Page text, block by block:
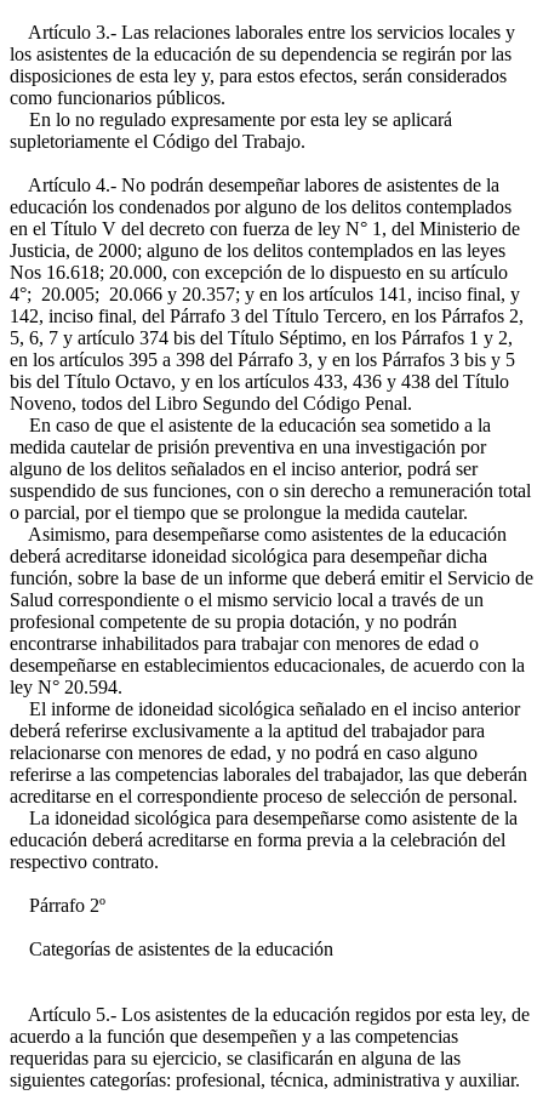
Artículo 3.- Las relaciones laborales entre los servicios locales y
los asistentes de la educación de su dependencia se regirán por las
disposiciones de esta ley y, para estos efectos, serán considerados
como funcionarios públicos.
En lo no regulado expresamente por esta ley se aplicará
supletoriamente el Código del Trabajo.
Artículo 4.- No podrán desempeñar labores de asistentes de la
educación los condenados por alguno de los delitos contemplados
en el Título V del decreto con fuerza de ley N° 1, del Ministerio de
Justicia, de 2000; alguno de los delitos contemplados en las leyes
Nos 16.618; 20.000, con excepción de lo dispuesto en su artículo
4°; 20.005; 20.066 y 20.357; y en los artículos 141, inciso final, y
142, inciso final, del Párrafo 3 del Título Tercero, en los Párrafos 2,
5, 6, 7 y artículo 374 bis del Título Séptimo, en los Párrafos 1 y 2,
en los artículos 395 a 398 del Párrafo 3, y en los Párrafos 3 bis y 5
bis del Título Octavo, y en los artículos 433, 436 y 438 del Título
Noveno, todos del Libro Segundo del Código Penal.
En caso de que el asistente de la educación sea sometido a la
medida cautelar de prisión preventiva en una investigación por
alguno de los delitos señalados en el inciso anterior, podrá ser
suspendido de sus funciones, con o sin derecho a remuneración total
o parcial, por el tiempo que se prolongue la medida cautelar.
Asimismo, para desempeñarse como asistentes de la educación
deberá acreditarse idoneidad sicológica para desempeñar dicha
función, sobre la base de un informe que deberá emitir el Servicio de
Salud correspondiente o el mismo servicio local a través de un
profesional competente de su propia dotación, y no podrán
encontrarse inhabilitados para trabajar con menores de edad o
desempeñarse en establecimientos educacionales, de acuerdo con la
ley N° 20.594.
El informe de idoneidad sicológica señalado en el inciso anterior
deberá referirse exclusivamente a la aptitud del trabajador para
relacionarse con menores de edad, y no podrá en caso alguno
referirse a las competencias laborales del trabajador, las que deberán
acreditarse en el correspondiente proceso de selección de personal.
La idoneidad sicológica para desempeñarse como asistente de la
educación deberá acreditarse en forma previa a la celebración del
respectivo contrato.
Párrafo 2º
Categorías de asistentes de la educación
Artículo 5.- Los asistentes de la educación regidos por esta ley, de
acuerdo a la función que desempeñen y a las competencias
requeridas para su ejercicio, se clasificarán en alguna de las
siguientes categorías: profesional, técnica, administrativa y auxiliar.